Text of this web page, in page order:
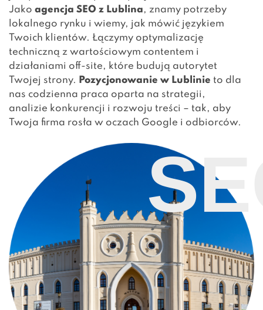
Jako agencja SEO z Lublina, znamy potrzeby
lokalnego rynku i wiemy, jak mówić językiem
Twoich klientów. Łączymy optymalizację
techniczną z wartościowym contentem i
działaniami off-site, które budują autorytet
Twojej strony. Pozycjonowanie w Lublinie to dla
nas codzienna praca oparta na strategii,
analizie konkurencji i rozwoju treści – tak, aby
Twoja firma rosła w oczach Google i odbiorców.